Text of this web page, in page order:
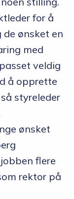
for å
ønsket en
med
veldig
å opprette
styreleder
ønsket
flere
rektor på